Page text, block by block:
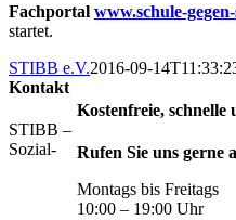
Fachportal www.schule-
startet.
STIBB e.V.2016-09-
Kostenfreie,
Rufen Sie uns gerne
Montags bis Freitags
10:00 – 19:00 Uhr
Kontakt
STIBB –
Sozial-